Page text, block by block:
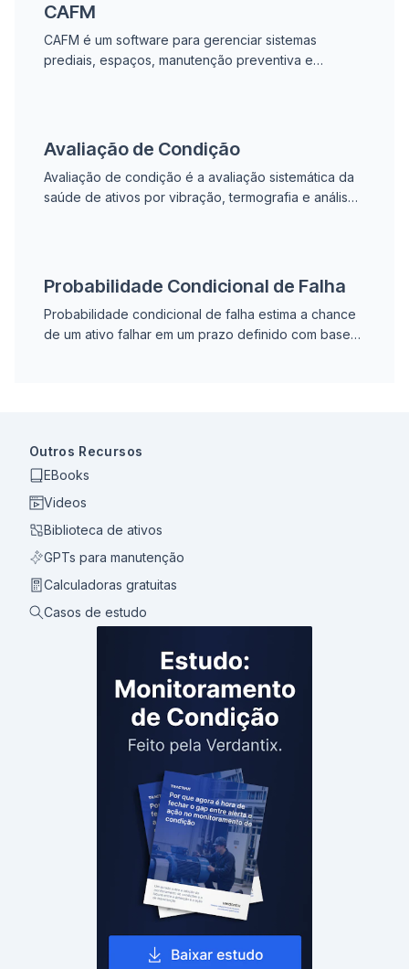
CAFM
CAFM é um software para gerenciar sistemas
prediais, espaços, manutenção preventiva e
Avaliação de Condição
Avaliação de condição é a avaliação sistemática da
saúde de ativos por vibração, termografia e análise
Probabilidade Condicional de Falha
Probabilidade condicional de falha estima a chance
de um ativo falhar em um prazo definido com base
Outros Recursos
EBooks
Videos
Biblioteca de ativos
GPTs para manutenção
Calculadoras gratuitas
Casos de estudo